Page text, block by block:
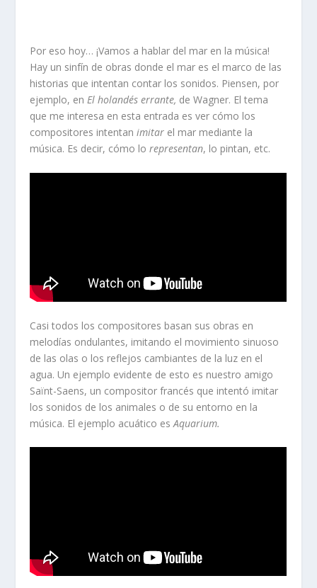
Por eso hoy… ¡Vamos a hablar del mar en la música!
Hay un sinfín de obras donde el mar es el marco de las
historias que intentan contar los sonidos. Piensen, por
ejemplo, enEl holandés errante, de Wagner. El tema
que me interesa en esta entrada es ver cómo los
compositores intentanimitar el mar mediante la
música. Es decir, cómo lorepresentan, lo pintan, etc.
Casi todos los compositores basan sus obras en
melodías ondulantes, imitando el movimiento sinuoso
de las olas o los reflejos cambiantes de la luz en el
agua. Un ejemplo evidente de esto es nuestro amigo
Saïnt-Saens, un compositor francés que intentó imitar
los sonidos de los animales o de su entorno en la
música. El ejemplo acuático esAquarium.